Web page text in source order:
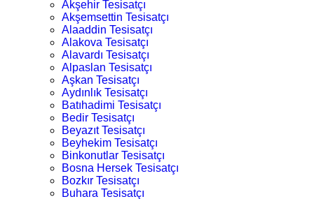
Akşehir Tesisatçı
Akşemsettin Tesisatçı
Alaaddin Tesisatçı
Alakova Tesisatçı
Alavardı Tesisatçı
Alpaslan Tesisatçı
Aşkan Tesisatçı
Aydınlık Tesisatçı
Batıhadimi Tesisatçı
Bedir Tesisatçı
Beyazıt Tesisatçı
Beyhekim Tesisatçı
Binkonutlar Tesisatçı
Bosna Hersek Tesisatçı
Bozkır Tesisatçı
Buhara Tesisatçı